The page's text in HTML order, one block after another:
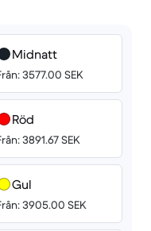
Midnatt
3577.00 SEK
Röd
3891.67 SEK
Gul
3905.00 SEK